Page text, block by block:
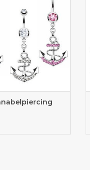
Farben